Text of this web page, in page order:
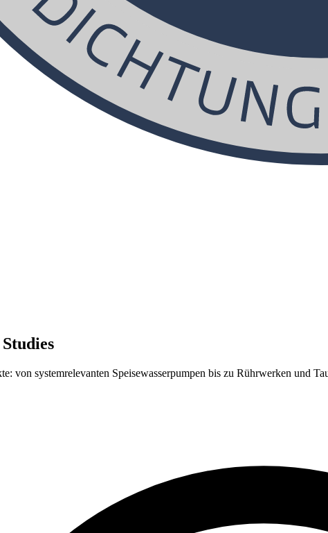
von systemrelevanten Speisewasserpumpen bis zu Rührwerken und